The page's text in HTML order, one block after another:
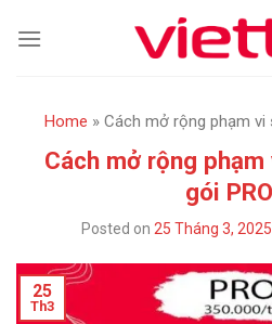
Home » Cách mở rộng phạm vi
Cách mở rộng
gói
Posted on 25 Tháng 3, 2025
25
Th3